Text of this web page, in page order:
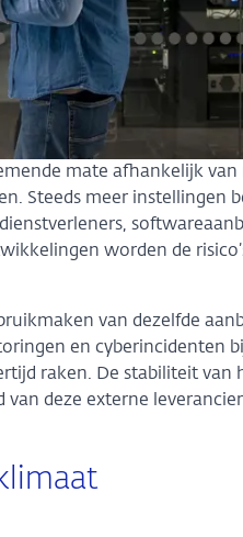
mate afhankelijk
Steeds meer instellingen
worden de
van dezelfde
en cyberincidenten
raken. De stabiliteit van
deze externe